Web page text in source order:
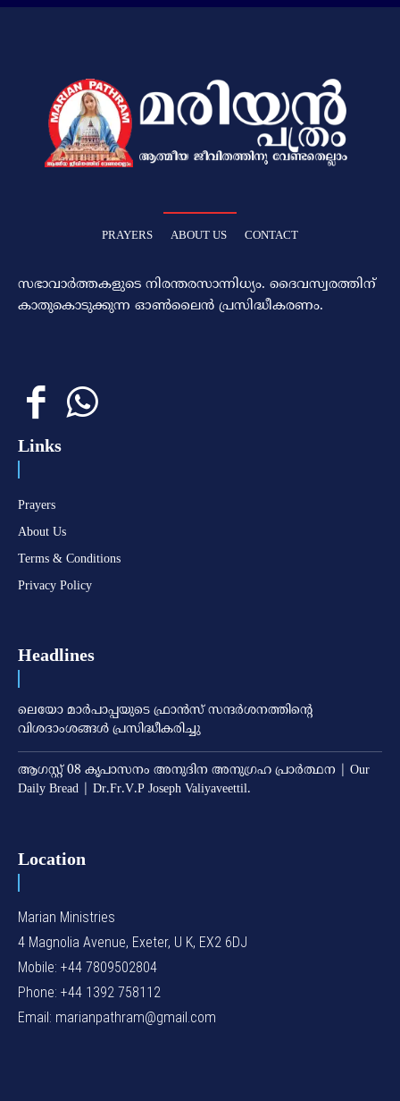
PRAYERS ABOUT US CONTACT
സഭാവാര്‍ത്തകളുടെ നിരന്തരസാന്നിധ്യം. ദൈവസ്വരത്തിന്‌
കാതുകൊടുക്കുന്ന ഓണ്‍ലൈന്‍ പ്രസിദ്ധീകരണം.
Links
Prayers
About Us
Terms & Conditions
Privacy Policy
Headlines
ലെയോ മാര്‍പാപ്പയുടെ ഫ്രാന്‍സ് സന്ദര്‍ശനത്തിന്റെ
വിശദാംശങ്ങള്‍ പ്രസിദ്ധീകരിച്ചു
ആഗസ്റ്റ് 08 കൃപാസനം അനുദിന അനുഗ്രഹ പ്രാർത്ഥന | Our
Daily Bread | Dr.Fr.V.P Joseph Valiyaveettil.
Location
Marian Ministries
4 Magnolia Avenue, Exeter, U K, EX2 6DJ
Mobile: +44 7809502804
Phone: +44 1392 758112
Email: marianpathram@gmail.com